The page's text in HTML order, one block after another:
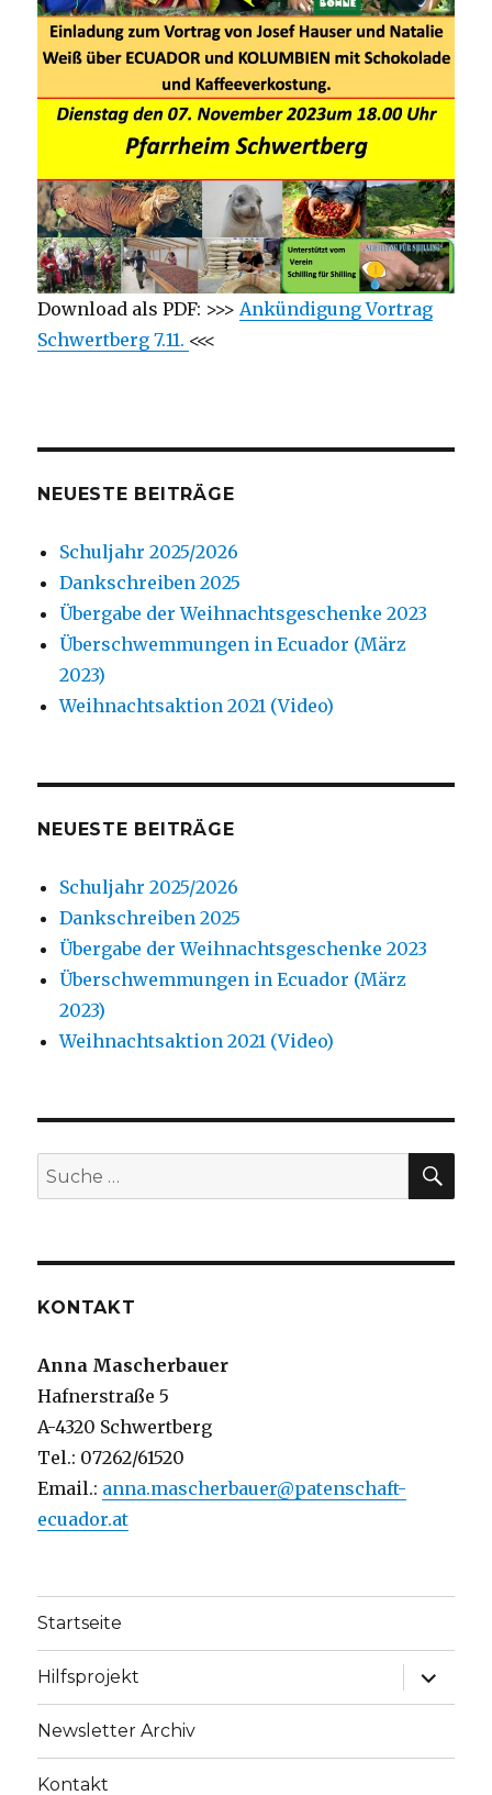
Download als PDF: >>> Ankündigung Vortrag
Schwertberg 7.11. <<<
NEUESTE BEITRÄGE
Schuljahr 2025/2026
Dankschreiben 2025
Übergabe der Weihnachtsgeschenke 2023
Überschwemmungen in Ecuador (März
2023)
Weihnachtsaktion 2021 (Video)
NEUESTE BEITRÄGE
Schuljahr 2025/2026
Dankschreiben 2025
Übergabe der Weihnachtsgeschenke 2023
Überschwemmungen in Ecuador (März
2023)
Weihnachtsaktion 2021 (Video)
Suche
nach:
KONTAKT
Anna Mascherbauer
Hafnerstraße 5
A-4320 Schwertberg
Tel.: 07262/61520
Email.: anna.mascherbauer@patenschaft-
ecuador.at
Startseite
Hilfsprojekt
Newsletter Archiv
Kontakt